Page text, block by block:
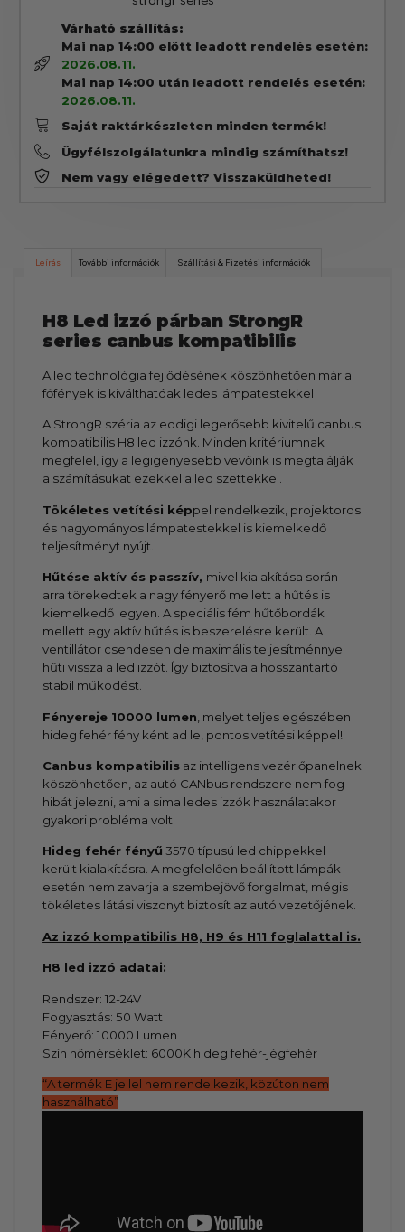
Várható szállítás:
Mai nap 14:00 előtt leadott rendelés esetén:
2026.08.11.
Mai nap 14:00 után leadott rendelés esetén:
2026.08.11.
Saját raktárkészleten minden termék!
Ügyfélszolgálatunkra mindig számíthatsz!
Nem vagy elégedett? Visszaküldheted!
Leírás További információk Szállítási & Fizetési információk
H8 Led izzó párban StrongR
series canbus kompatibilis
A led technológia fejlődésének köszönhetően már a
főfények is kiválthatóak ledes lámpatestekkel
A StrongR széria az eddigi legerősebb kivitelű canbus
kompatibilis H8 led izzónk. Minden kritériumnak
megfelel, így a legigényesebb vevőink is megtalálják
a számításukat ezekkel a led szettekkel.
Tökéletes vetítési képpel rendelkezik, projektoros
és hagyományos lámpatestekkel is kiemelkedő
teljesítményt nyújt.
Hűtése aktív és passzív, mivel kialakítása során
arra törekedtek a nagy fényerő mellett a hűtés is
kiemelkedő legyen. A speciális fém hűtőbordák
mellett egy aktív hűtés is beszerelésre került. A
ventillátor csendesen de maximális teljesítménnyel
hűti vissza a led izzót. Így biztosítva a hosszantartó
stabil működést.
Fényereje 10000 lumen , melyet teljes egészében
hideg fehér fény ként ad le, pontos vetítési képpel!
Canbus kompatibilis az intelligens vezérlőpanelnek
köszönhetően, az autó CANbus rendszere nem fog
hibát jelezni, ami a sima ledes izzók használatakor
gyakori probléma volt.
Hideg fehér fényű 3570 típusú led chippekkel
került kialakításra. A megfelelően beállított lámpák
esetén nem zavarja a szembejövő forgalmat, mégis
tökéletes látási viszonyt biztosít az autó vezetőjének.
Az izzó kompatibilis H8, H9 és H11 foglalattal is.
H8 led izzó adatai:
Rendszer: 12-24V
Fogyasztás: 50 Watt
Fényerő: 10000 Lumen
Szín hőmérséklet: 6000K hideg fehér-jégfehér
“A termék E jellel nem rendelkezik, közúton nem
használható”